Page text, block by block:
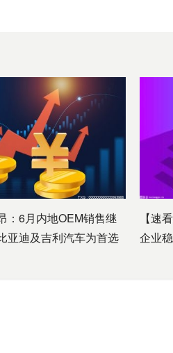
：6月内地OEM销售继
亚迪及吉利汽车为首选
【速
企业